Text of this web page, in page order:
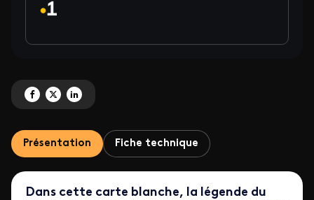
Partagez 'Carte blanche à Passi ' sur Facebook
Partagez 'Carte blanche à Passi ' sur X
Partagez 'Carte blanche à Passi ' sur LinkedIn
Présentation Fiche technique
Dans cette carte blanche, la légende du